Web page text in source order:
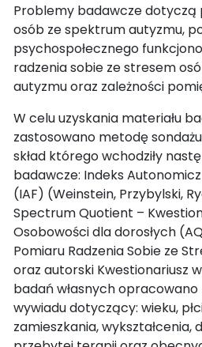
Problemy badawcze dotyczą
osób ze spektrum autyzmu,
psychospołecznego
radzenia sobie ze stresem
autyzmu oraz zależności
W celu uzyskania materiału
zastosowano metodę
skład którego wchodziły
badawcze: Indeks
(IAF) (Weinstein, Przybylski,
Spectrum Quotient –
Osobowości dla dorosłych
Pomiaru Radzenia Sobie ze
oraz autorski Kwestionariusz
badań własnych
wywiadu dotyczący: wieku,
zamieszkania, wykształcenia,